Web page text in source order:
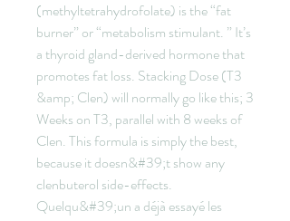
(methyltetrahydrofolate) is the “fat
burner” or “metabolism stimulant. ” It’s
a thyroid gland-derived hormone that
promotes fat loss. Stacking Dose (T3
&amp; Clen) will normally go like this; 3
Weeks on T3, parallel with 8 weeks of
Clen. This formula is simply the best,
because it doesn&#39;t show any
clenbuterol side-effects.
Quelqu&#39;un a déjà essayé les